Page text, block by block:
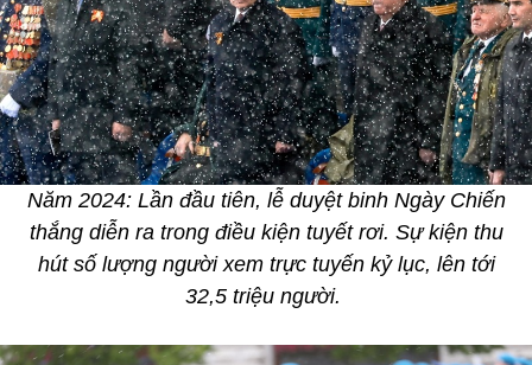
Năm 2024: Lần đầu tiên, lễ duyệt binh Ngày Chiến
thắng diễn ra trong điều kiện tuyết rơi. Sự kiện thu
hút số lượng người xem trực tuyến kỷ lục, lên tới
32,5 triệu người.